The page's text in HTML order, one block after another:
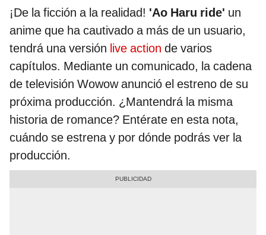
¡De la ficción a la realidad! 'Ao Haru ride' un
anime que ha cautivado a más de un usuario,
tendrá una versión live action de varios
capítulos. Mediante un comunicado, la cadena
de televisión Wowow anunció el estreno de su
próxima producción. ¿Mantendrá la misma
historia de romance? Entérate en esta nota,
cuándo se estrena y por dónde podrás ver la
producción.